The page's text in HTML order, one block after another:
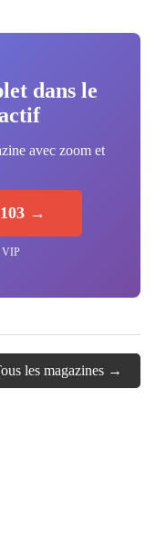
dans le
avec zoom et
→
VIP
les magazines →